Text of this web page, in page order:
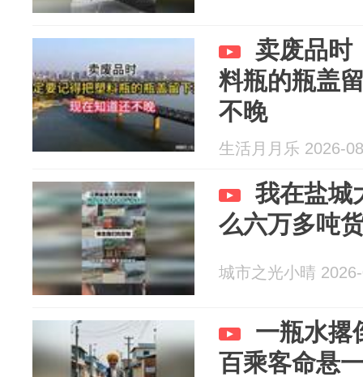
卖废品时
料瓶的瓶盖
不晚
生活月月乐 2026-
我在盐城
么六万多吨
城市之光小晴
一瓶水撂
百乘客命悬